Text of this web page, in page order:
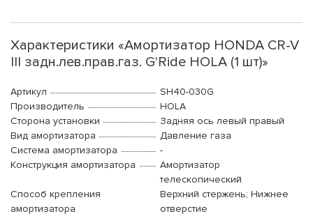
Характеристики «Амортизатор HONDA CR-V
III задн.лев.прав.газ. G'Ride HOLA (1 шт)»
Артикул
SH40-030G
Производитель
HOLA
Сторона установки
Задняя ось левый правый
Вид амортизатора
Давление газа
Система амортизатора
-
Конструкция амортизатора
Амортизатор
телескопический
Способ крепления
амортизатора
Верхний стержень; Нижнее
отверстие